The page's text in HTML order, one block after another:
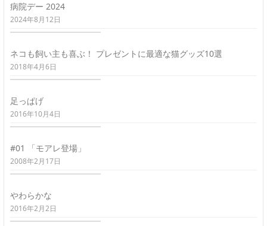
病院デー 2024
2024年8月12日
ネコも飼い主も喜ぶ！ プレゼントに最適な猫グッズ10選
2018年4月6日
足っぱげ
2016年10月4日
#01 「モアレ登場」
2008年2月17日
やわらかな
2016年2月2日